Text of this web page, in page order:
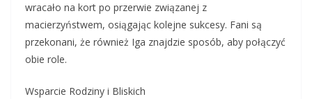
wracało na kort po przerwie związanej z
macierzyństwem, osiągając kolejne sukcesy. Fani są
przekonani, że również Iga znajdzie sposób, aby połączyć
obie role.
Wsparcie Rodziny i Bliskich